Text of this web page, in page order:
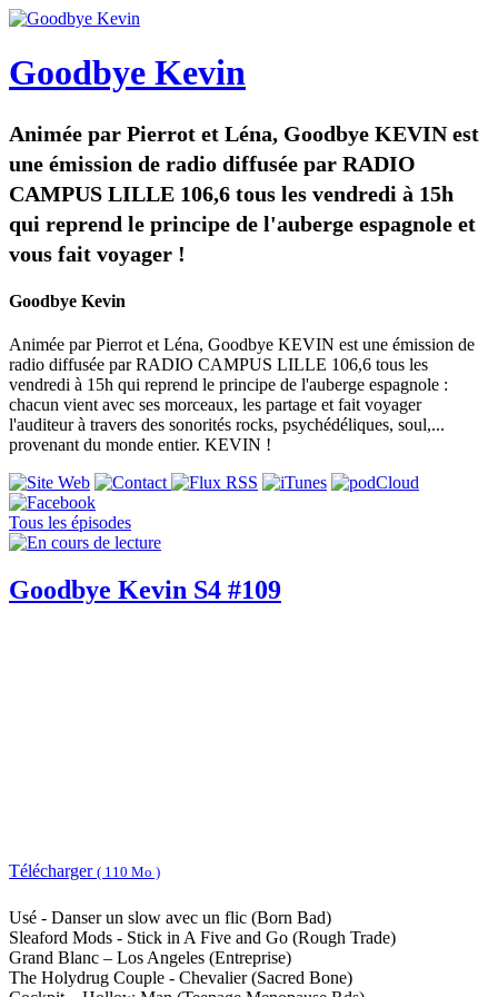
Goodbye Kevin
Animée par Pierrot et Léna, Goodbye KEVIN est
une émission de radio diffusée par RADIO
CAMPUS LILLE 106,6 tous les vendredi à 15h
qui reprend le principe de l'auberge espagnole et
vous fait voyager !
Goodbye Kevin
Animée par Pierrot et Léna, Goodbye KEVIN est une émission de
radio diffusée par RADIO CAMPUS LILLE 106,6 tous les
vendredi à 15h qui reprend le principe de l'auberge espagnole :
chacun vient avec ses morceaux, les partage et fait voyager
l'auditeur à travers des sonorités rocks, psychédéliques, soul,...
provenant du monde entier. KEVIN !
Tous les épisodes
Goodbye Kevin S4 #109
Télécharger ( 110 Mo )
Usé - Danser un slow avec un flic (Born Bad)
Sleaford Mods - Stick in A Five and Go (Rough Trade)
Grand Blanc – Los Angeles (Entreprise)
The Holydrug Couple - Chevalier (Sacred Bone)